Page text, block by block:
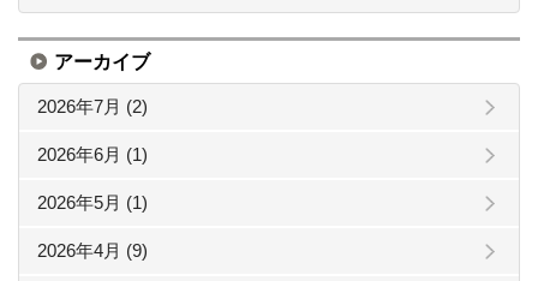
アーカイブ
2026年7月 (2)
2026年6月 (1)
2026年5月 (1)
2026年4月 (9)